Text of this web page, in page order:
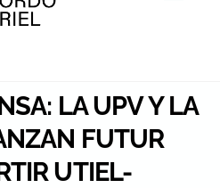
LA UPV Y LA
FUTUR
UTIEL-